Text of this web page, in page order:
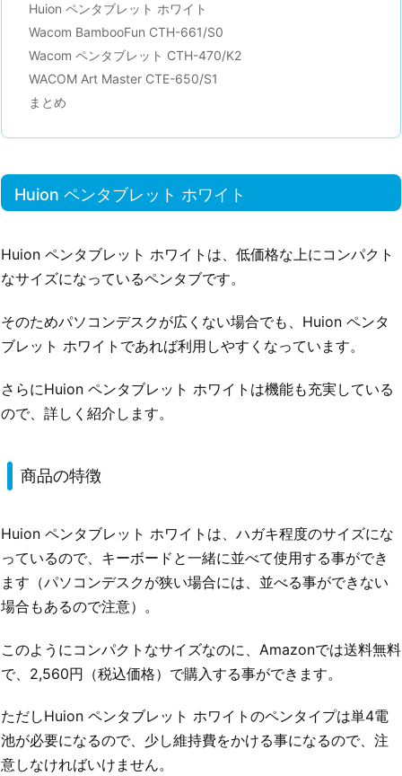
Huion ペンタブレット ホワイト
Wacom BambooFun CTH-661/S0
Wacom ペンタブレット CTH-470/K2
WACOM Art Master CTE-650/S1
まとめ
Huion ペンタブレット ホワイト
Huion ペンタブレット ホワイトは、低価格な上にコンパクト
なサイズになっているペンタブです。
そのためパソコンデスクが広くない場合でも、Huion ペンタ
ブレット ホワイトであれば利用しやすくなっています。
さらにHuion ペンタブレット ホワイトは機能も充実している
ので、詳しく紹介します。
商品の特徴
Huion ペンタブレット ホワイトは、ハガキ程度のサイズにな
っているので、キーボードと一緒に並べて使用する事ができ
ます（パソコンデスクが狭い場合には、並べる事ができない
場合もあるので注意）。
このようにコンパクトなサイズなのに、Amazonでは送料無料
で、2,560円（税込価格）で購入する事ができます。
ただしHuion ペンタブレット ホワイトのペンタイプは単4電
池が必要になるので、少し維持費をかける事になるので、注
意しなければいけません。